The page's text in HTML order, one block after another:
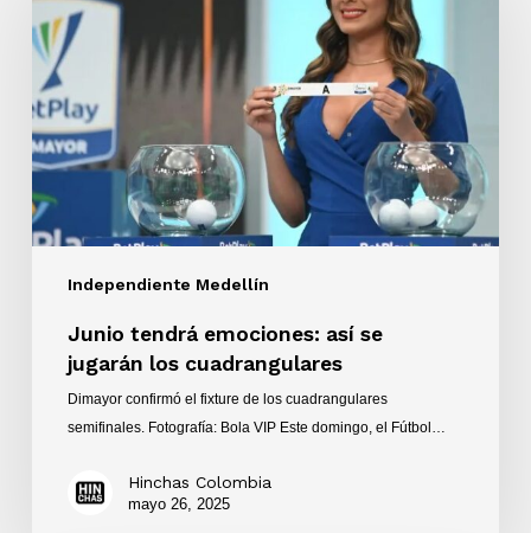
Independiente Medellín
así
se
jugarán
los
cuadrangulares
Junio tendrá emociones: así se
jugarán los cuadrangulares
Dimayor confirmó el fixture de los cuadrangulares
semifinales. Fotografía: Bola VIP Este domingo, el Fútbol…
Hinchas Colombia
mayo 26, 2025